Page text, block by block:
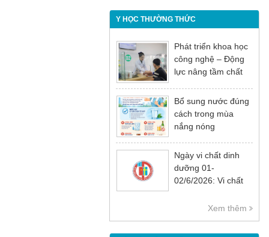
Y HỌC THƯỜNG THỨC
Phát triển khoa học
công nghệ – Động
lực nâng tầm chất
bệnh
Bổ sung nước đúng
cách trong mùa
nắng nóng
Ngày vi chất dinh
dưỡng 01-
02/6/2026: Vi chất
thiết cho sự phát
Xem thêm